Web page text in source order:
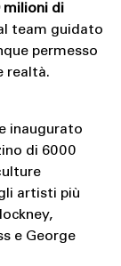
milioni di
team guidato
permesso
realtà.
inaugurato
di 6000
artisti più
e George